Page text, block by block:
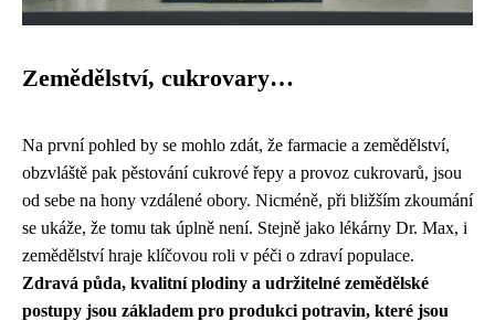
Zemědělství, cukrovary…
Na první pohled by se mohlo zdát, že farmacie a zemědělství,
obzvláště pak pěstování cukrové řepy a provoz cukrovarů, jsou
od sebe na hony vzdálené obory. Nicméně, při bližším zkoumání
se ukáže, že tomu tak úplně není. Stejně jako lékárny Dr. Max, i
zemědělství hraje klíčovou roli v péči o zdraví populace.
Zdravá půda, kvalitní plodiny a udržitelné zemědělské
postupy jsou základem pro produkci potravin, které jsou